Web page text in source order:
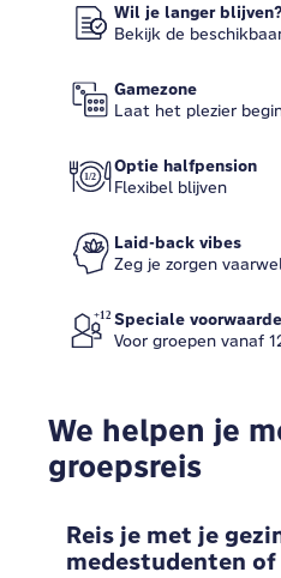
Wil je langer blijven?
Bekijk de
Gamezone
Laat het plezier
Optie halfpension
Flexibel blijven
Laid-back vibes
Zeg je zorgen
Speciale
Voor groepen vanaf
We helpen je
groepsreis
Reis je met je
medestudenten